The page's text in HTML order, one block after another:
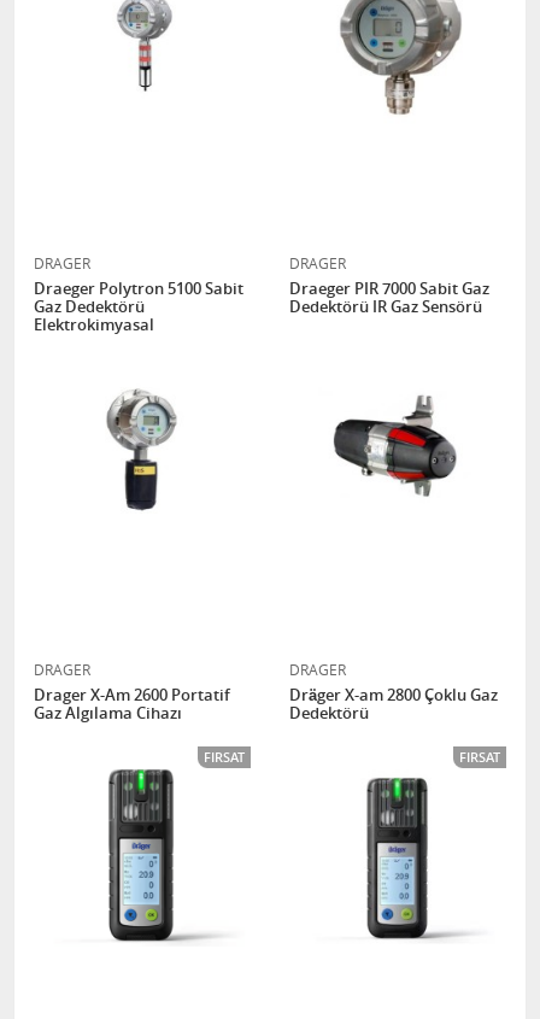
DRAGER
Draeger Polytron 5100 Sabit
Gaz Dedektörü
Elektrokimyasal
DRAGER
Draeger PIR 7000 Sabit Gaz
Dedektörü IR Gaz Sensörü
DRAGER
Drager X-Am 2600 Portatif
Gaz Algılama Cihazı
FIRSAT
DRAGER
Dräger X-am 2800 Çoklu Gaz
Dedektörü
FIRSAT